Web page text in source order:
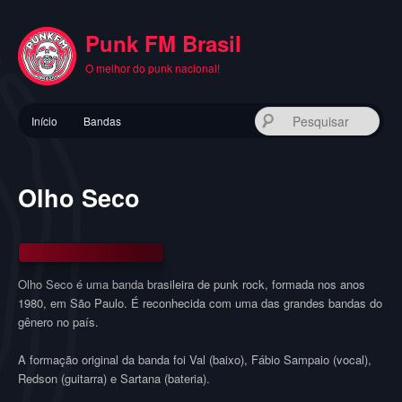
conteúdo
principal
Punk FM Brasil
O melhor do punk nacional!
principal
Início Bandas
Olho Seco
Olho Seco é uma banda brasileira de punk rock, formada nos anos
1980, em São Paulo. É reconhecida com uma das grandes bandas do
gênero no país.
A formação original da banda foi Val (baixo), Fábio Sampaio (vocal),
Redson (guitarra) e Sartana (bateria).